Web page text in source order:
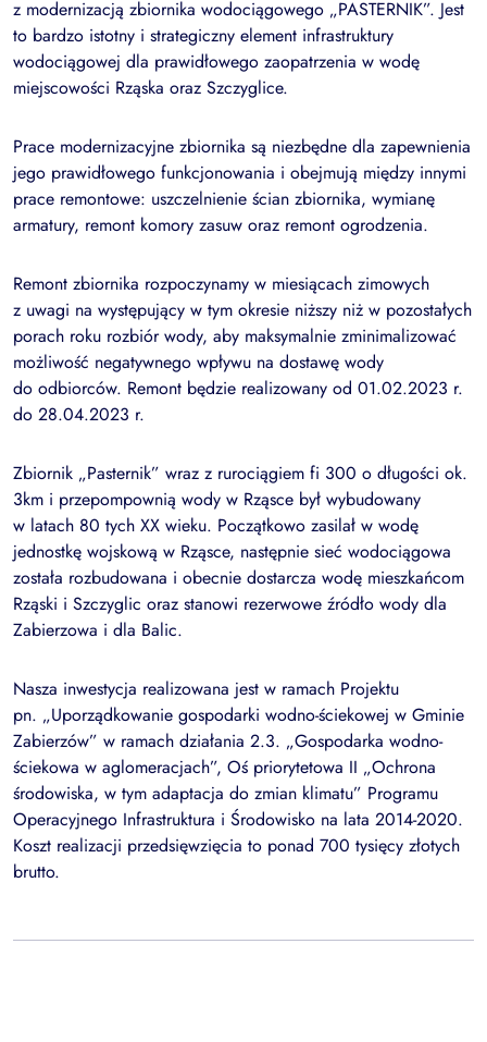
z modernizacją zbiornika wodociągowego „PASTERNIK”. Jest
to bardzo istotny i strategiczny element infrastruktury
wodociągowej dla prawidłowego zaopatrzenia w wodę
miejscowości Rząska oraz Szczyglice.
Prace modernizacyjne zbiornika są niezbędne dla zapewnienia
jego prawidłowego funkcjonowania i obejmują między innymi
prace remontowe: uszczelnienie ścian zbiornika, wymianę
armatury, remont komory zasuw oraz remont ogrodzenia.
Remont zbiornika rozpoczynamy w miesiącach zimowych
z uwagi na występujący w tym okresie niższy niż w pozostałych
porach roku rozbiór wody, aby maksymalnie zminimalizować
możliwość negatywnego wpływu na dostawę wody
do odbiorców. Remont będzie realizowany od 01.02.2023 r.
do 28.04.2023 r.
Zbiornik „Pasternik” wraz z rurociągiem fi 300 o długości ok.
3km i przepompownią wody w Rząsce był wybudowany
w latach 80 tych XX wieku. Początkowo zasilał w wodę
jednostkę wojskową w Rząsce, następnie sieć wodociągowa
została rozbudowana i obecnie dostarcza wodę mieszkańcom
Rząski i Szczyglic oraz stanowi rezerwowe źródło wody dla
Zabierzowa i dla Balic.
Nasza inwestycja realizowana jest w ramach Projektu
pn. „Uporządkowanie gospodarki wodno-ściekowej w Gminie
Zabierzów” w ramach działania 2.3. „Gospodarka wodno-
ściekowa w aglomeracjach”, Oś priorytetowa II „Ochrona
środowiska, w tym adaptacja do zmian klimatu” Programu
Operacyjnego Infrastruktura i Środowisko na lata 2014-2020.
Koszt realizacji przedsięwzięcia to ponad 700 tysięcy złotych
brutto.